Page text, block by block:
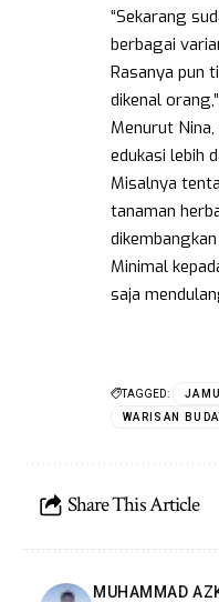
“Sekarang
berbagai
Rasanya pun
dikenal
Menurut
edukasi lebih
Misalnya
tanaman
Minimal
saja
TAGGED: JAMU
WARISAN
Share This Article
MUHAMMAD